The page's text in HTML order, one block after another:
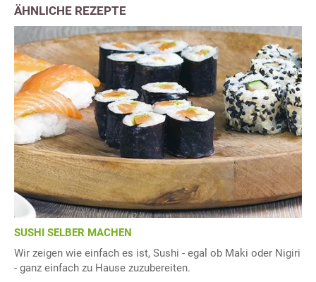
ÄHNLICHE REZEPTE
SUSHI SELBER MACHEN
Wir zeigen wie einfach es ist, Sushi - egal ob Maki oder Nigiri
- ganz einfach zu Hause zuzubereiten.